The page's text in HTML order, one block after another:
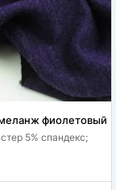
фиолетовый
5% спандекс;